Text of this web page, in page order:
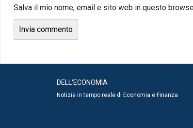
Salva il mio nome, email e sito web in questo
DELL'ECONOMIA
Notizie in tempo reale di Economia e Finanza